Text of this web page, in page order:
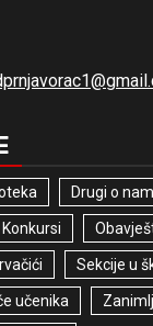
Drugi o
Konkursi
Sekcije u
učenika